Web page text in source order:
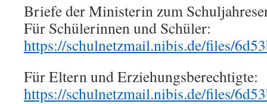
Briefe der Ministerin zum
Für Schülerinnen und Schüler:
https://schulnetzmail.nibis.de/files/
Für Eltern und Erziehungsberechtigte:
https://schulnetzmail.nibis.de/files/